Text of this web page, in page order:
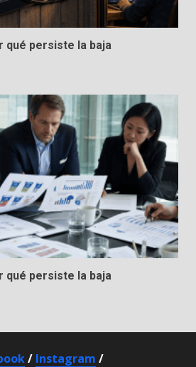
qué persiste la baja
qué persiste la baja
/ Instagram /